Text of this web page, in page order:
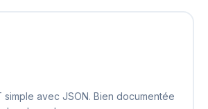
simple avec JSON. Bien documentée